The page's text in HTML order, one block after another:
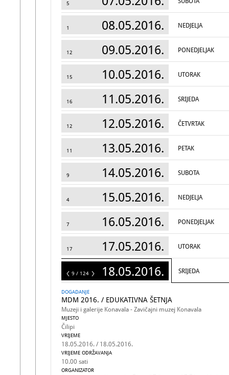
5
1 08.05.2016. NEDJELJA
12 09.05.2016. PONEDJELJAK
15 10.05.2016. UTORAK
16 11.05.2016. SRIJEDA
12 12.05.2016. ČETVRTAK
11 13.05.2016. PETAK
9 14.05.2016. SUBOTA
4 15.05.2016. NEDJELJA
7 16.05.2016. PONEDJELJAK
17 17.05.2016. UTORAK
124 18.05.2016. SRIJEDA
9 / 124
DOGADANJE
MDM 2016. / EDUKATIVNA ŠETNJA
Muzeji i galerije Konavala - Zavičajni muzej Konavala
MJESTO
Čilipi
VRIJEME
18.05.2016. / 18.05.2016.
VRIJEME ODRŽAVANJA
10.00 sati
ORGANIZATOR